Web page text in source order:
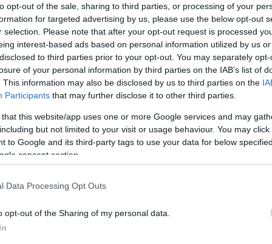
opt-out of the sale, sharing to third parties, or processing of your
for targeted advertising by us, please use the below opt-out
selection. Please note that after your opt-out request is processed
interest-based ads based on personal information utilized by us
to third parties prior to your opt-out. You may separately
of your personal information by third parties on the IAB’s list of
This information may also be disclosed by us to third parties on the
Participants that may further disclose it to other third parties.
that this website/app uses one or more Google services and may
but not limited to your visit or usage behaviour. You may
to Google and its third-party tags to use your data for below
consent section.
Data Processing Opt Outs
opt-out of the Sharing of my personal data.
Περιφέρειας Δυτικής Ελλάδας ο περιφερειάρχης
Τάκης Παπαδόπουλος.
Λουλούδης,αφού καλωσόρισε τον κ.
σε μια σύντομη ενημέρωση της οικονομικής
τη σημασία των τοπικών αναπτυξιακών σχεδίων που
στην όλη συζήτηση» επισήμανε ο κ. Λουλούδης και
της περιοχής, επισημαίνοντας πως το Επιμελητήριο
για την ολοκλήρωση του αναπτυξιακού σχεδίου.
Κουνάβης
ΕΣΠΑ να αποτελέσει εργαλείο ανάπτυξης για το νομό
με έμφαση στους μικρομεσαίους και τον
των αναγκών» κατέληξε ο κ. Κουνάβης.
Πρωθυπουργώ Θανάσης Κοντογεώργης,